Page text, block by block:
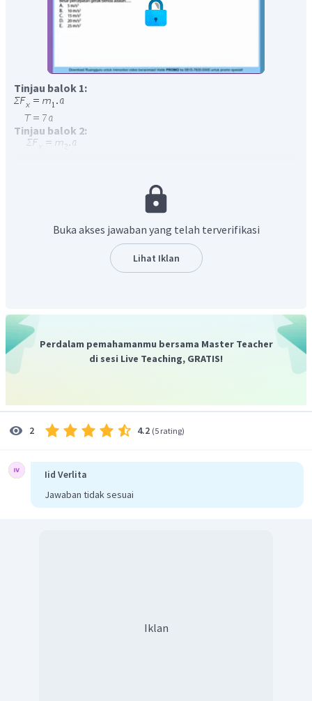
Tinjau balok 1:
Tinjau balok 2:
Buka akses jawaban yang telah terverifikasi
Lihat Iklan
Perdalam pemahamanmu bersama Master Teacher
di sesi Live Teaching, GRATIS!
2 4.2 (5 rating)
Iid Verlita
Jawaban tidak sesuai
Iklan